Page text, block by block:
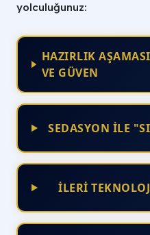
yolculuğunuz:
HAZIRLIK
VE GÜVEN
SEDASYON İLE
İLERİ